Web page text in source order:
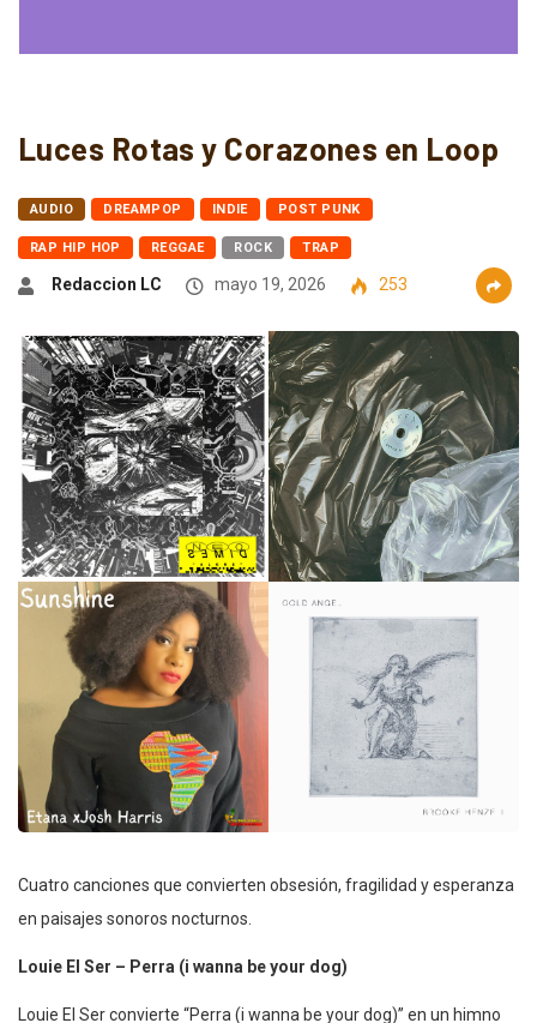
Luces Rotas y Corazones en Loop
AUDIO DREAMPOP INDIE POST PUNK
RAP HIP HOP REGGAE ROCK TRAP
Redaccion LC mayo 19, 2026 253
Cuatro canciones que convierten obsesión, fragilidad y esperanza
en paisajes sonoros nocturnos.
Louie El Ser – Perra (i wanna be your dog)
Louie El Ser convierte “Perra (i wanna be your dog)” en un himno